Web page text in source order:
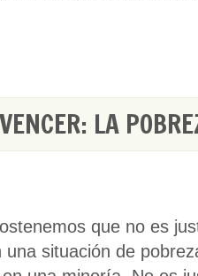
LA
que no es
una situación de